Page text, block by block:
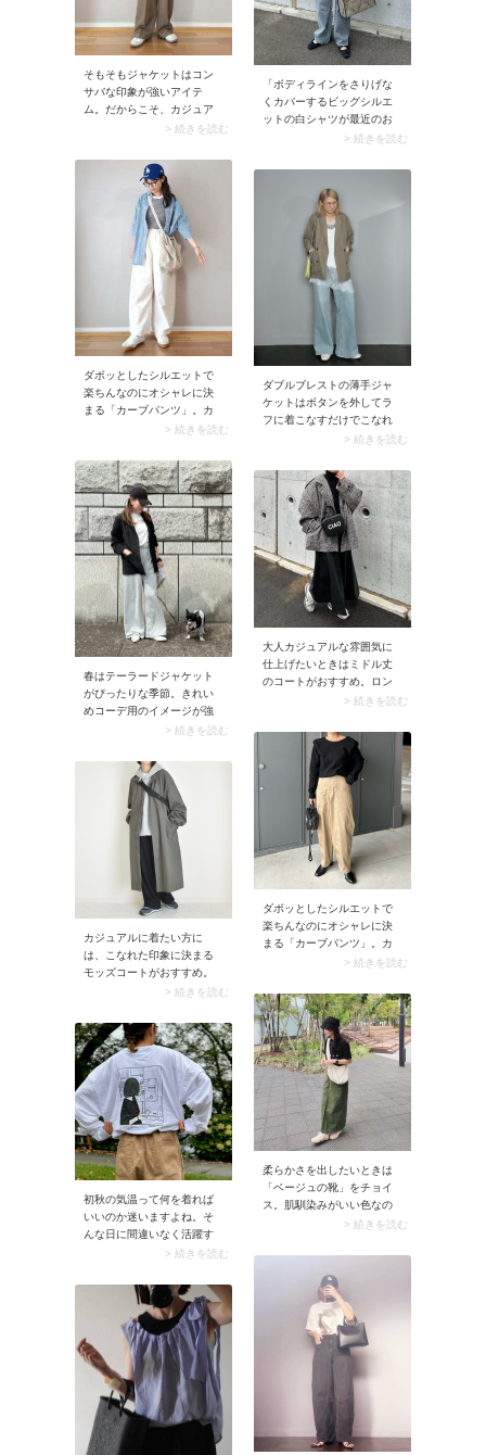
そもそもジャケットはコン
サバな印象が強いアイテ
ム。だからこそ、カジュア
ルな小物を取り入れるだけ
に変わります。スナップで
はジャケットもパンツもき
れいめだけど、スポーティ
なバッグやキャップ、スニ
ーカーをプラスすることで
ラフさを演出。これによ
り、きちんと感はそのまま
に今っぽいカジュアルコー
デが完成します。
> 続きを読む
「ボディラインをさりげな
くカバーするビッグシルエ
ットの白シャツが最近のお
気に入り」、そんな50代に
ーデ。シャツ1枚でお出かけ
できそうな日でも、朝晩の
冷え込みを考えてカーディ
ガンをプラスするのがベス
トです。肩掛けするとこな
れて見えるから、暑くなっ
ても問題なし。またカーデ
ィガンは重ね着したときに
バランスよく見えるよう、
を選んでおきましょう。1枚
持っておけばフル活躍して
くれますよ。
> 続きを読む
ダボッとしたシルエットで
楽ちんなのにオシャレに決
まる「カーブパンツ」。カ
ーヴィーなシルエットにこ
ックスに。対して裾まわり
はほっそりしているので、
スタイルアップも叶います
よ。
> 続きを読む
ダブルブレストの薄手ジャ
ケットはボタンを外してラ
フに着こなすだけでこなれ
見え。レーストップスにデ
ンド感のあるカジュアルコ
ーデにもぴったりです。羽
織るだけで大人っぽい印象
に。
> 続きを読む
春はテーラードジャケット
がぴったりな季節。きれい
めコーデ用のイメージが強
い羽織モノですが、Tシャツ
ますよ。大人ならではのこ
なれたカジュアルに仕上が
> 続きを読む
大人カジュアルな雰囲気に
仕上げたいときはミドル丈
のコートがおすすめ。ロン
グスカートをバランスよく
丈感が程よくカジュアルで
こなれた雰囲気を演出しま
す。
> 続きを読む
ダボッとしたシルエットで
楽ちんなのにオシャレに決
まる「カーブパンツ」。カ
ーヴィーなシルエットにこ
ックスに。対して裾まわり
はほっそりしているので、
スタイルアップも叶います
よ。
> 続きを読む
カジュアルに着たい方に
は、こなれた印象に決まる
モッズコートがおすすめ。
ナイロン素材なら軽量で持
あるものを選べば天候が不
安定な春に大活躍。しかも
パンツからスカート・ワン
ピースと幅広いアイテムに
マッチ。きれいめ派さんな
らセンタープレスパンツや
ローファーを合わせて大人
顔に。モッズコートをハズ
しとして取り入れるとコー
デに抜け感が生まれます
よ。色選びはベージュやホ
ワイト、ネイビーのほか、
黄みを抑えたオリーブ寄り
のカーキも大人向き。ミリ
ングのアクセントになって
くれますよ。ブランドはモ
ードカジュアルが得意な
「HYKE（ハイク）」や、ユ
ニセックスなムードで着ら
れる「DANTON（ダント
ン）」、
「BEAUTY&YOUTH
UNITED ARROWS（ビュー
ティーアンドユースユナイ
> 続きを読む
柔らかさを出したいときは
「ベージュの靴」をチョイ
ス。肌馴染みがいい色なの
で、合わせやすさも申し分
る」という場合は締め色で
ある黒の服を投入してみ
て。ニュアンスカラーのベ
ージュ色が映えてオシャレ
にまとまりますよ。
> 続きを読む
初秋の気温って何を着れば
いいのか迷いますよね。そ
んな日に間違いなく活躍す
るのがロンT（長袖Tシャ
トデザインを選ぶと今年っ
ぽく、カジュアルコーデが
あか抜けますよ♪
> 続きを読む